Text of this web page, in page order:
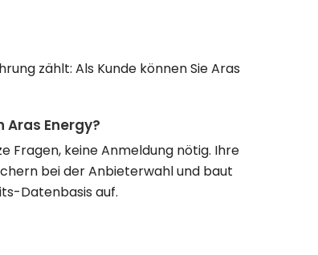
zählt: Als Kunde können Sie Aras
Aras Energy?
Fragen, keine Anmeldung nötig. Ihre
bei der Anbieterwahl und baut
Datenbasis auf.